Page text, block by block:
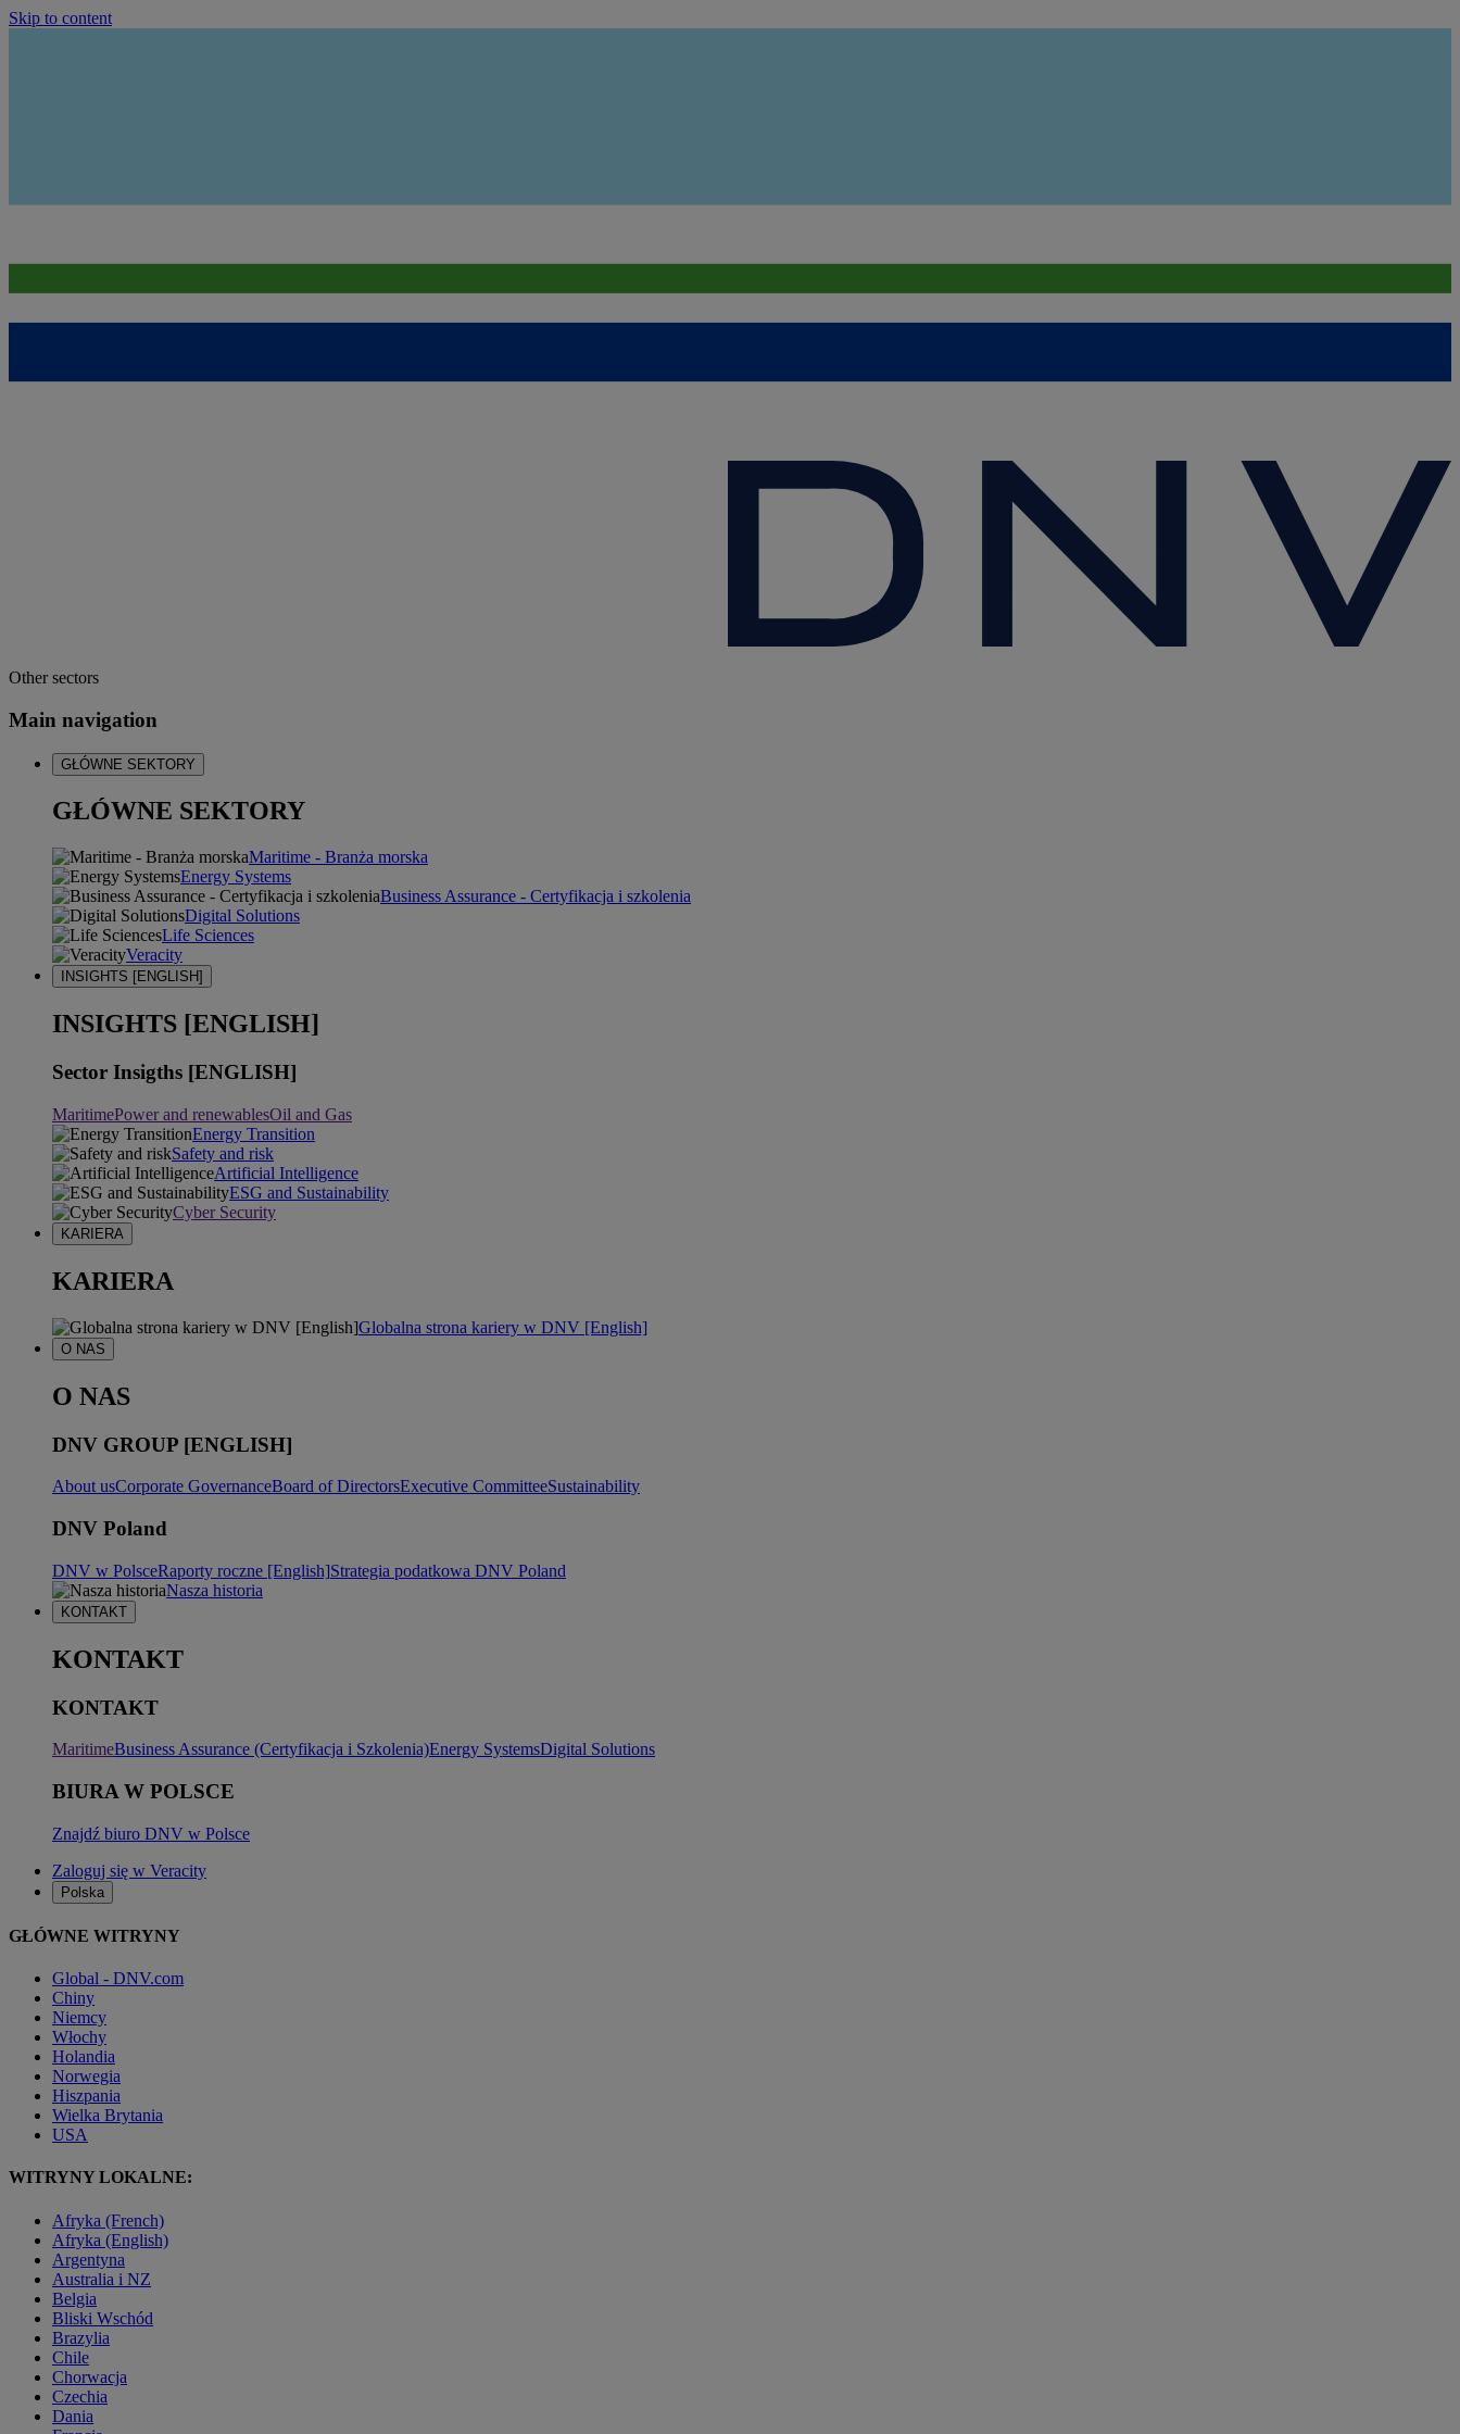
Skip to content
Other sectors
Main navigation
GŁÓWNE SEKTORY
GŁÓWNE SEKTORY
Maritime - Branża morska
Energy Systems
Business Assurance - Certyfikacja i szkolenia
Digital Solutions
Life Sciences
Veracity
INSIGHTS [ENGLISH]
INSIGHTS [ENGLISH]
Sector Insigths [ENGLISH]
MaritimePower and renewablesOil and Gas
Energy Transition
Safety and risk
Artificial Intelligence
ESG and Sustainability
Cyber Security
KARIERA
KARIERA
Globalna strona kariery w DNV [English]
O NAS
O NAS
DNV GROUP [ENGLISH]
About usCorporate GovernanceBoard of DirectorsExecutive CommitteeSustainability
DNV Poland
DNV w PolsceRaporty roczne [English]Strategia podatkowa DNV Poland
Nasza historia
KONTAKT
KONTAKT
KONTAKT
MaritimeBusiness Assurance (Certyfikacja i Szkolenia)Energy SystemsDigital Solutions
BIURA W POLSCE
Znajdź biuro DNV w Polsce
Zaloguj się w Veracity
Polska
GŁÓWNE WITRYNY
Global - DNV.com
Chiny
Niemcy
Włochy
Holandia
Norwegia
Hiszpania
Wielka Brytania
USA
WITRYNY LOKALNE:
Afryka (French)
Afryka (English)
Argentyna
Australia i NZ
Belgia
Bliski Wschód
Brazylia
Chile
Chorwacja
Czechia
Dania